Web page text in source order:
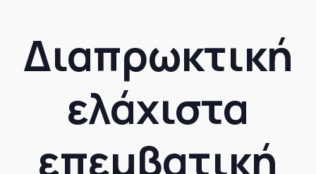
Διαπρωκτική
ελάχιστα
επεμβατική